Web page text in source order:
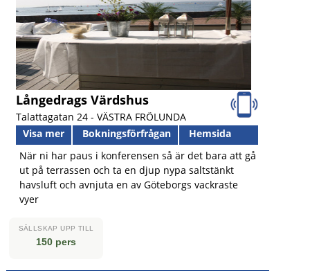
Långedrags Värdshus
Talattagatan 24 - VÄSTRA FRÖLUNDA
Visa mer
Bokningsförfrågan
Hemsida
När ni har paus i konferensen så är det bara att gå
ut på terrassen och ta en djup nypa saltstänkt
havsluft och avnjuta en av Göteborgs vackraste
vyer
SÄLLSKAP UPP TILL
150 pers